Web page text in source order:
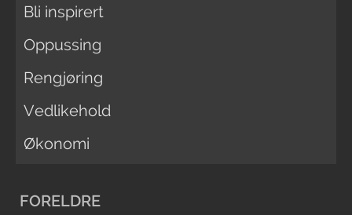
Bli inspirert
Oppussing
Rengjøring
Vedlikehold
Økonomi
FORELDRE